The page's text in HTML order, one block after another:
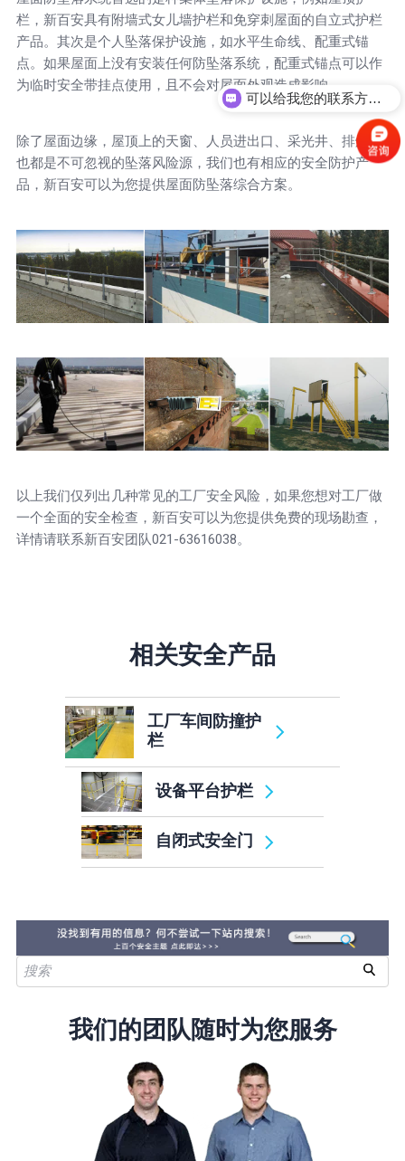
栏，新百安具有附墙式女儿墙护栏和免穿刺屋面的自立式护栏
产品。其次是个人坠落保护设施，如水平生命线、配重式锚
点。如果屋面上没有安装任何防坠落系统，配重式锚点可以作
为临时安全带挂点使用，且不会对屋面外观造成影响。
除了屋面边缘，屋顶上的天窗、人员进出口、采光井、排烟口
也都是不可忽视的坠落风险源，我们也有相应的安全防护产
品，新百安可以为您提供屋面防坠落综合方案。
以上我们仅列出几种常见的工厂安全风险，如果您想对工厂做
一个全面的安全检查，新百安可以为您提供免费的现场勘查，
详情请联系新百安团队021-63616038。
相关安全产品
工厂车间防撞护
栏
设备平台护栏
自闭式安全门
我们的团队随时为您服务
可以给我您的联系方式，我打电话给您？